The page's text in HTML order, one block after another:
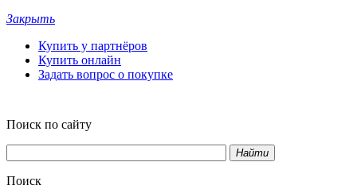
Закрыть
Купить у партнёров
Купить онлайн
Задать вопрос о покупке
Поиск по сайту
Найти
Поиск